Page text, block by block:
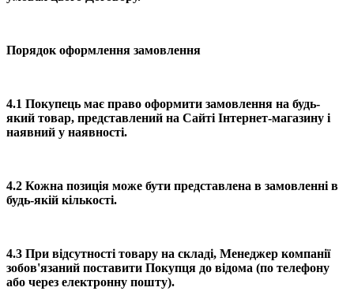
Порядок оформлення замовлення
4.1 Покупець має право оформити замовлення на будь-
який товар, представлений на Сайті Інтернет-магазину і
наявний у наявності.
4.2 Кожна позиція може бути представлена в замовленні в
будь-якій кількості.
4.3 При відсутності товару на складі, Менеджер компанії
зобов'язаний поставити Покупця до відома (по телефону
або через електронну пошту).